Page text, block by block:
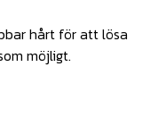
hårt för att lösa
möjligt.